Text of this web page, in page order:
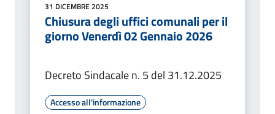
31 DICEMBRE 2025
Chiusura degli uffici comunali per il
giorno Venerdì 02 Gennaio 2026
Decreto Sindacale n. 5 del 31.12.2025
Accesso all'informazione